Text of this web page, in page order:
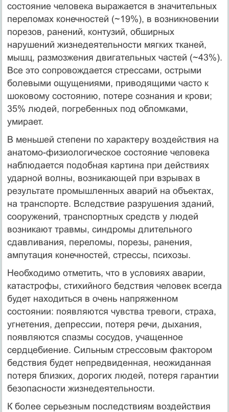
состояние человека выражается в значительных
переломах конечностей (~19%), в возникновении
порезов, ранений, контузий, обширных
нарушений жизнедеятельности мягких тканей,
мышц, размозжения двигательных частей (~43%).
Все это сопровождается стрессами, острыми
болевыми ощущениями, приводящими часто к
шоковому состоянию, потере сознания и крови;
35% людей, погребенных под обломками,
умирает.
В меньшей степени по характеру воздействия на
анатомо-физиологическое состояние человека
наблюдается подобная картина при действиях
ударной волны, возникающей при взрывах в
результате промышленных аварий на объектах,
на транспорте. Вследствие разрушения зданий,
сооружений, транспортных средств у людей
возникают травмы, синдромы длительного
сдавливания, переломы, порезы, ранения,
ампутация конечностей, стрессы, психозы.
Необходимо отметить, что в условиях аварии,
катастрофы, стихийного бедствия человек всегда
будет находиться в очень напряженном
состоянии: появляются чувства тревоги, страха,
угнетения, депрессии, потеря речи, дыхания,
появляются спазмы сосудов, учащенное
сердцебиение. Сильным стрессовым фактором
бедствия будет непредвиденная, неожиданная
потеря близких, дорогих людей, потеря гарантии
безопасности жизнедеятельности.
К более серьезным последствиям воздействия